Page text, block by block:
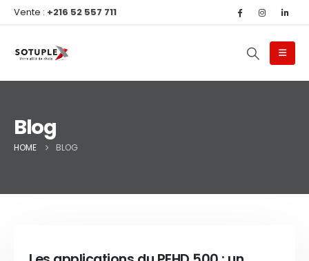
Vente : +216 52 557 711
Blog
HOME BLOG